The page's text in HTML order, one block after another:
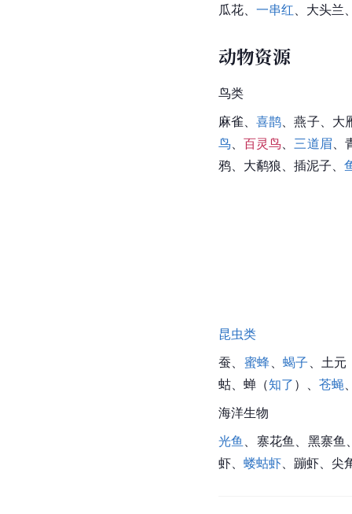
瓜花
一串红 、大头兰
动物资源
鸟类
麻雀、喜鹊 、燕子、 大
鸟 、百灵鸟 三道眉
鸦、大鹬狼、插泥子、
昆虫类
蚕、 蜜蜂、 蝎子 、土
蛄、蝉（知了 ）、 苍蝇
海洋生物
光鱼 、寨花鱼、黑寨鱼
虾、 蝼蛄虾、蹦虾、尖